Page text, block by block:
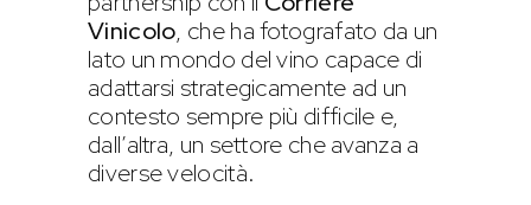
Vinicolo, che ha fotografato da un
lato un mondo del vino capace di
adattarsi strategicamente ad un
contesto sempre più difficile e,
dall’altra, un settore che avanza a
diverse velocità.